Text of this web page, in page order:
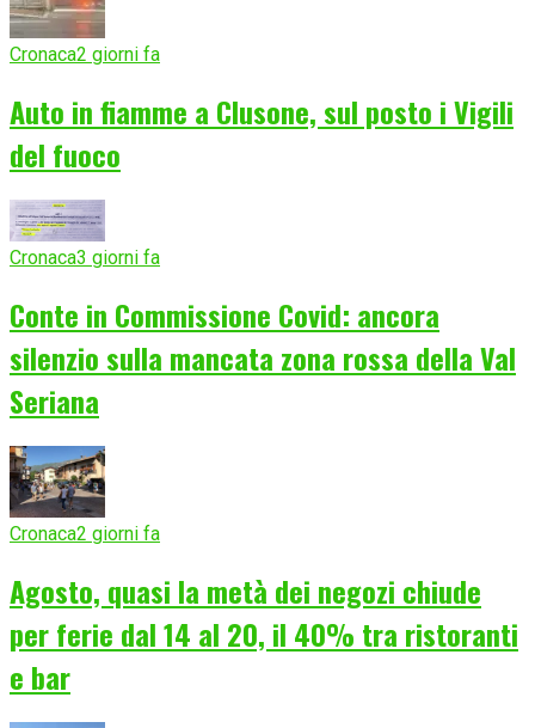
Cronaca2 giorni fa
Auto in fiamme a Clusone, sul posto i Vigili
del fuoco
Cronaca3 giorni fa
Conte in Commissione Covid: ancora
silenzio sulla mancata zona rossa della Val
Seriana
Cronaca2 giorni fa
Agosto, quasi la metà dei negozi chiude
per ferie dal 14 al 20, il 40% tra ristoranti
e bar